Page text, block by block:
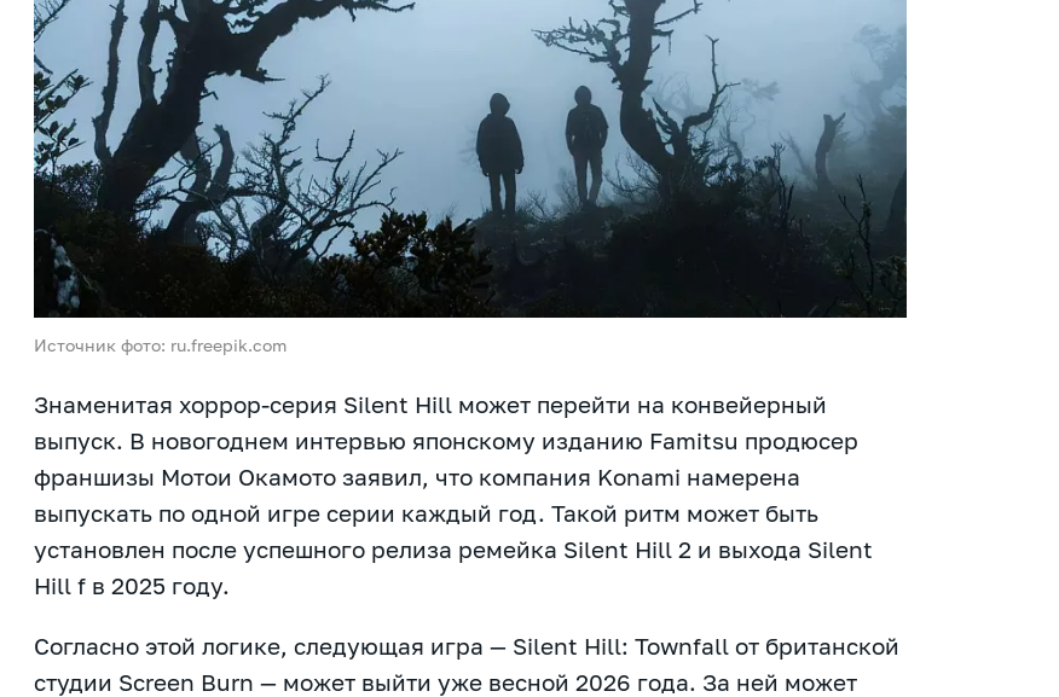
Источник фото: ru.freepik.com
Знаменитая хоррор-серия Silent Hill может перейти на конвейерный
выпуск. В новогоднем интервью японскому изданию Famitsu продюсер
франшизы Мотои Окамото заявил, что компания Konami намерена
выпускать по одной игре серии каждый год. Такой ритм может быть
установлен после успешного релиза ремейка Silent Hill 2 и выхода Silent
Hill f в 2025 году.
Согласно этой логике, следующая игра — Silent Hill: Townfall от британской
студии Screen Burn — может выйти уже весной 2026 года. За ней может